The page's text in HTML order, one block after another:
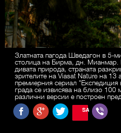
Златната пагода Шведагон в 5-
столица на Бирма, дн. Мианмар.
дивата природа, страната
зрителите на Viasat Nature на 13
премиерния сериал
града се извисява на близо 100
различни версии е построен
SAVE